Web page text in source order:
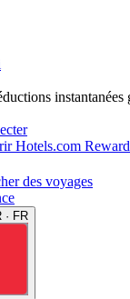
Hotels.com
des voyages
· FR